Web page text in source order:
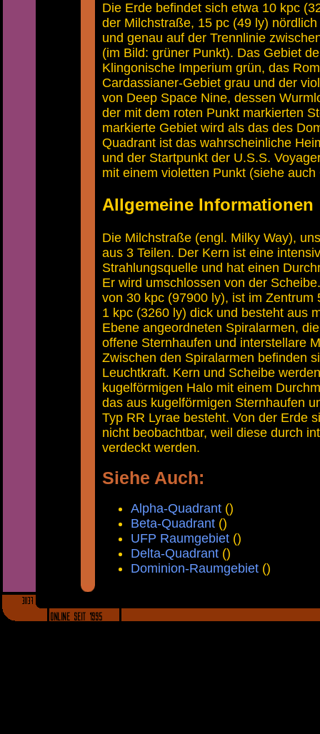
Die Erde befindet sich etwa 10 kpc
der Milchstraße, 15 pc (49 ly)
und genau auf der Trennlinie
(im Bild: grüner Punkt). Das Gebiet
Klingonische Imperium grün, das
Cardassianer-Gebiet grau und der
von Deep Space Nine, dessen
der mit dem roten Punkt markierten
markierte Gebiet wird als das des
Quadrant ist das wahrscheinliche
und der Startpunkt der U.S.S.
mit einem violetten Punkt (siehe
Allgemeine Informationen
Die Milchstraße (engl. Milky Way),
aus 3 Teilen. Der Kern ist eine
Strahlungsquelle und hat einen
Er wird umschlossen von der
von 30 kpc (97900 ly), ist im
1 kpc (3260 ly) dick und besteht aus
Ebene angeordneten Spiralarmen,
offene Sternhaufen und interstellare
Zwischen den Spiralarmen befinden
Leuchtkraft. Kern und Scheibe
kugelförmigen Halo mit einem
das aus kugelförmigen Sternhaufen
Typ RR Lyrae besteht. Von der Erde
nicht beobachtbar, weil diese durch
verdeckt werden.
Siehe Auch:
Alpha-Quadrant ()
Beta-Quadrant ()
UFP Raumgebiet ()
Delta-Quadrant ()
Dominion-Raumgebiet ()